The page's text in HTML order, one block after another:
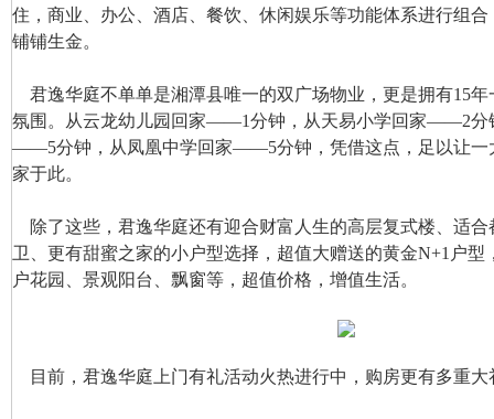
住，商业、办公、酒店、餐饮、休闲娱乐等功能体系进行组
铺铺生金。
君逸华庭不单单是湘潭县唯一的双广场物业，更是拥有15年
氛围。从云龙幼儿园回家——1分钟，从天易小学回家——2分
——5分钟，从凤凰中学回家——5分钟，凭借这点，足以让一
家于此。
除了这些，君逸华庭还有迎合财富人生的高层复式楼、适合
卫、更有甜蜜之家的小户型选择，超值大赠送的黄金N+1户型
户花园、景观阳台、飘窗等，超值价格，增值生活。
目前，君逸华庭上门有礼活动火热进行中，购房更有多重大